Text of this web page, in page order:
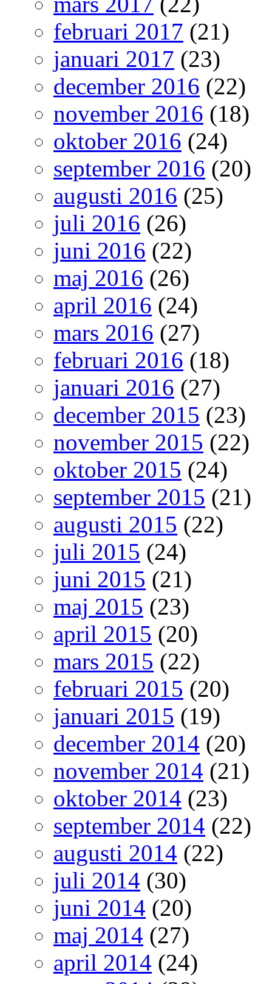
februari 2017 (21)
januari 2017 (23)
december 2016 (22)
november 2016 (18)
oktober 2016 (24)
september 2016 (20)
augusti 2016 (25)
juli 2016 (26)
juni 2016 (22)
maj 2016 (26)
april 2016 (24)
mars 2016 (27)
februari 2016 (18)
januari 2016 (27)
december 2015 (23)
november 2015 (22)
oktober 2015 (24)
september 2015 (21)
augusti 2015 (22)
juli 2015 (24)
juni 2015 (21)
maj 2015 (23)
april 2015 (20)
mars 2015 (22)
februari 2015 (20)
januari 2015 (19)
december 2014 (20)
november 2014 (21)
oktober 2014 (23)
september 2014 (22)
augusti 2014 (22)
juli 2014 (30)
juni 2014 (20)
maj 2014 (27)
april 2014 (24)